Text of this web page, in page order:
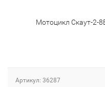
Мотоцикл Скаут-2-
Артикул: 36287